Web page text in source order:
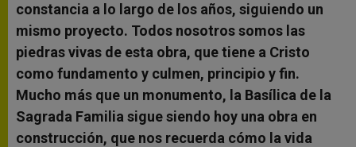
constancia a lo largo de los años, siguiendo un
mismo proyecto. Todos nosotros somos las
piedras vivas de esta obra, que tiene a Cristo
como fundamento y culmen, principio y fin.
Mucho más que un monumento, la Basílica de la
Sagrada Familia sigue siendo hoy una obra en
construcción, que nos recuerda cómo la vida